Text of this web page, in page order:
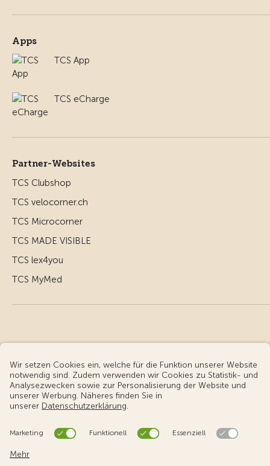
Apps
TCS App
TCS eCharge
Partner-Websites
TCS Clubshop
TCS velocorner.ch
TCS Microcorner
TCS MADE VISIBLE
TCS lex4you
TCS MyMed
© Touring Club Schweiz
Benutzungsbedingungen - rechtliche Informationen